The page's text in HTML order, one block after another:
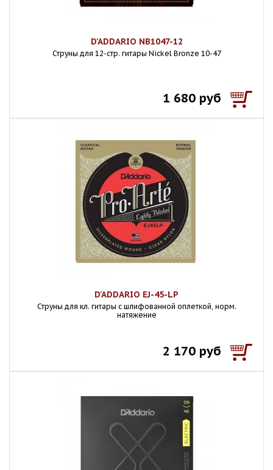
D'ADDARIO NB1047-12
Струны для 12-стр. гитары Nickel Bronze 10-47
1 680 руб
D'ADDARIO EJ-45-LP
Струны для кл. гитары с шлифованной оплеткой, норм.
натяжение
2 170 руб